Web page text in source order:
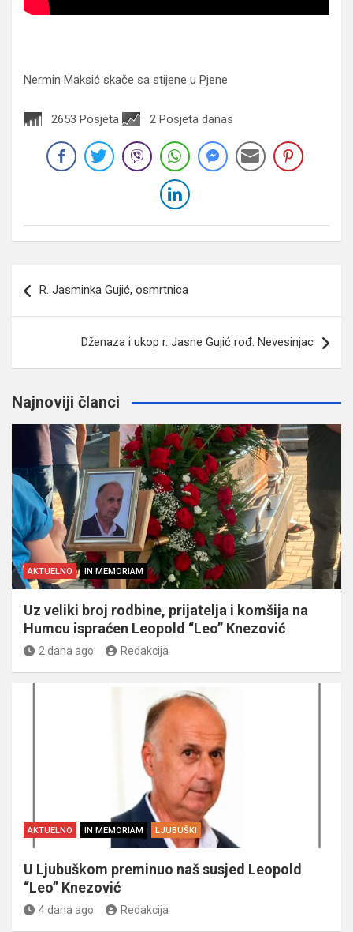
Nermin Maksić skače sa stijene u Pjene
2653 Posjeta 2 Posjeta danas
članaka
R. Jasminka Gujić, osmrtnica
Dženaza i ukop r. Jasne Gujić rođ. Nevesinjac
Najnoviji članci
AKTUELNO IN MEMORIAM
Uz veliki broj rodbine, prijatelja i komšija na
Humcu ispraćen Leopold “Leo” Knezović
2 dana ago Redakcija
AKTUELNO IN MEMORIAM LJUBUŠKI
U Ljubuškom preminuo naš susjed Leopold
“Leo” Knezović
4 dana ago Redakcija